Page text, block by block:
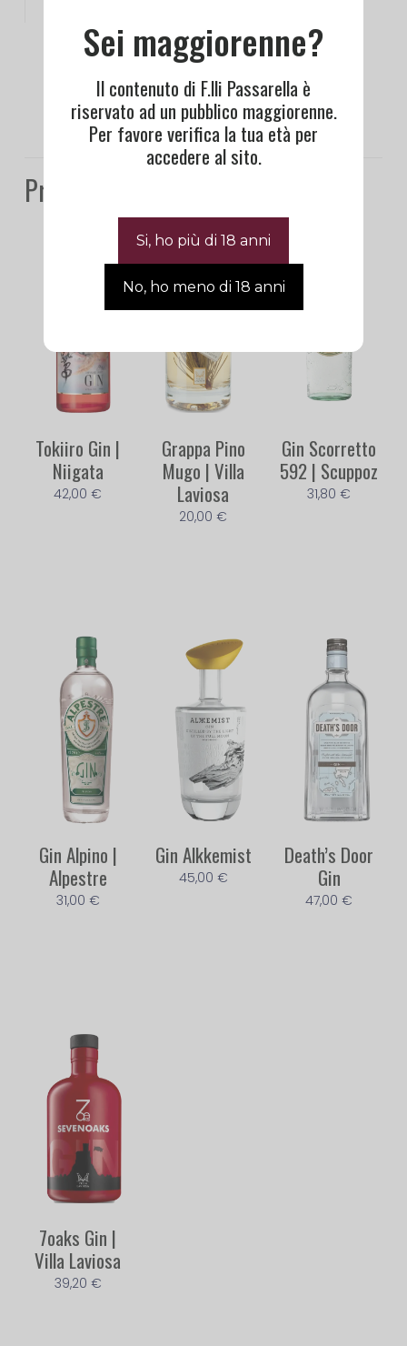
Prodotti correlati
Tokiiro Gin |
Niigata
42,00€
Grappa Pino
Mugo | Villa
Laviosa
20,00€
Gin Scorretto
592 | Scuppoz
31,80€
Gin Alpino |
Alpestre
31,00 €
Gin Alkkemist
45,00 €
Death’s Door
Gin
47,00€
7oaks Gin |
Villa Laviosa
39,20 €
Sei maggiorenne?
Il contenuto di F.lli Passarella è
riservato ad un pubblico maggiorenne.
Per favore verifica la tua età per
accedere al sito.